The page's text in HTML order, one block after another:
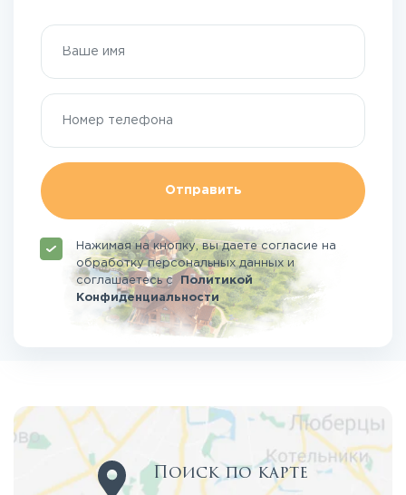
Отправить
Нажимая на кнопку, вы даете согласие на
обработку персональных данных и
соглашаетесьсПолитикой
Конфиденциальности
Поиск по карте